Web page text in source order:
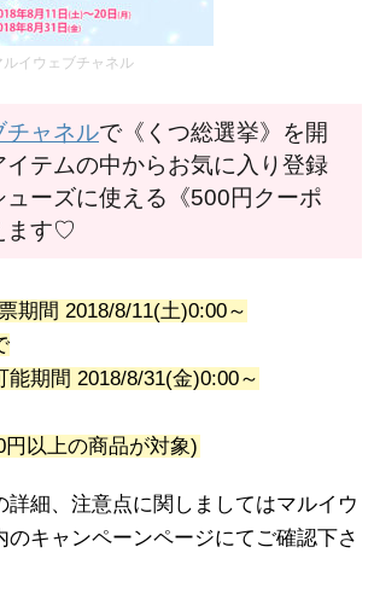
ルイウェブチャネル
チャネルで《くつ総選挙》を開
テムの中からお気に入り登録
ューズに使える《500円クーポ
ます♡
期間 2018/8/11(土)0:00～
能期間 2018/8/31(金)0:00～
円以上の商品が対象)
詳細、注意点に関しましてはマルイウ
のキャンペーンページにてご確認下さ